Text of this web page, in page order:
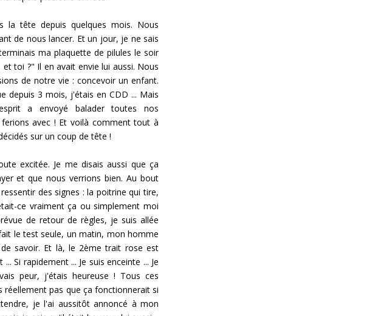
la tête depuis quelques mois. Nous
de nous lancer. Et un jour, je ne sais
ma plaquette de pilules le soir
toi ?" Il en avait envie lui aussi. Nous
de notre vie : concevoir un enfant.
depuis 3 mois, j'étais en CDD ... Mais
a envoyé balader toutes nos
avec ! Et voilà comment tout à
sur un coup de tête !
excitée. Je me disais aussi que ça
et que nous verrions bien. Au bout
des signes : la poitrine qui tire,
ce vraiment ça ou simplement moi
de retour de règles, je suis allée
le test seule, un matin, mon homme
savoir. Et là, le 2ème trait rose est
Si rapidement ... Je suis enceinte ... Je
peur, j'étais heureuse ! Tous ces
réellement pas que ça fonctionnerait si
je l'ai aussitôt annoncé à mon